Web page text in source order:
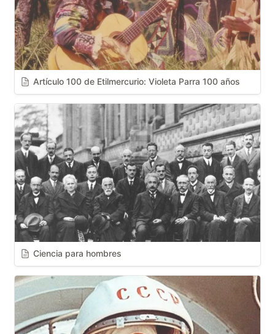
Artículo 100 de Etilmercurio: Violeta Parra 100 años
Ciencia para hombres